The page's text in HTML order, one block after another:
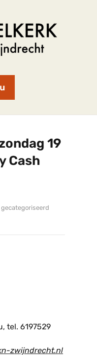
19
Cash
gecategoriseerd
tel. 6197529
zwijndrecht.nl